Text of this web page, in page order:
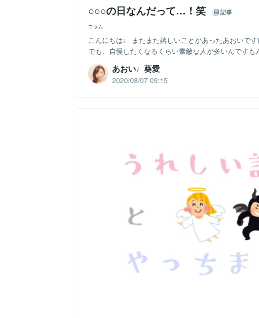
○○○の日なんだって…！笑 記事
コラム
こんにちは♩ またまた嬉しいことがあったあおいで
でも、自慢したくなるくらい素敵な人が多いんです
あおい♩葵愛
2020/08/07 09:15